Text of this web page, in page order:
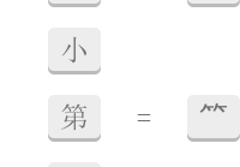
小
第 = ⺮